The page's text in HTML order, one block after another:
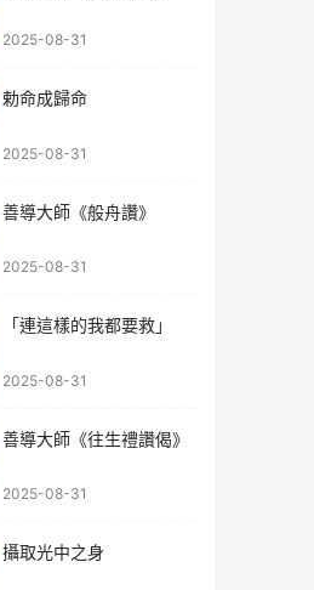
2025-08-31
勅命成歸命
2025-08-31
善導大師《般舟讚》
2025-08-31
「連這樣的我都要救」
2025-08-31
善導大師《往生禮讚偈》
2025-08-31
攝取光中之身